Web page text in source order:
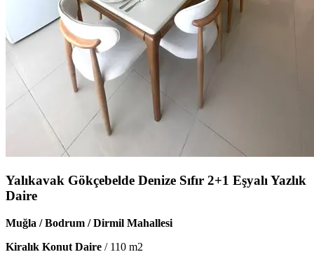
Yalıkavak Gökçebelde Denize Sıfır 2+1 Eşyalı Yazlık
Daire
Muğla / Bodrum / Dirmil Mahallesi
Kiralık Konut Daire / 110 m2